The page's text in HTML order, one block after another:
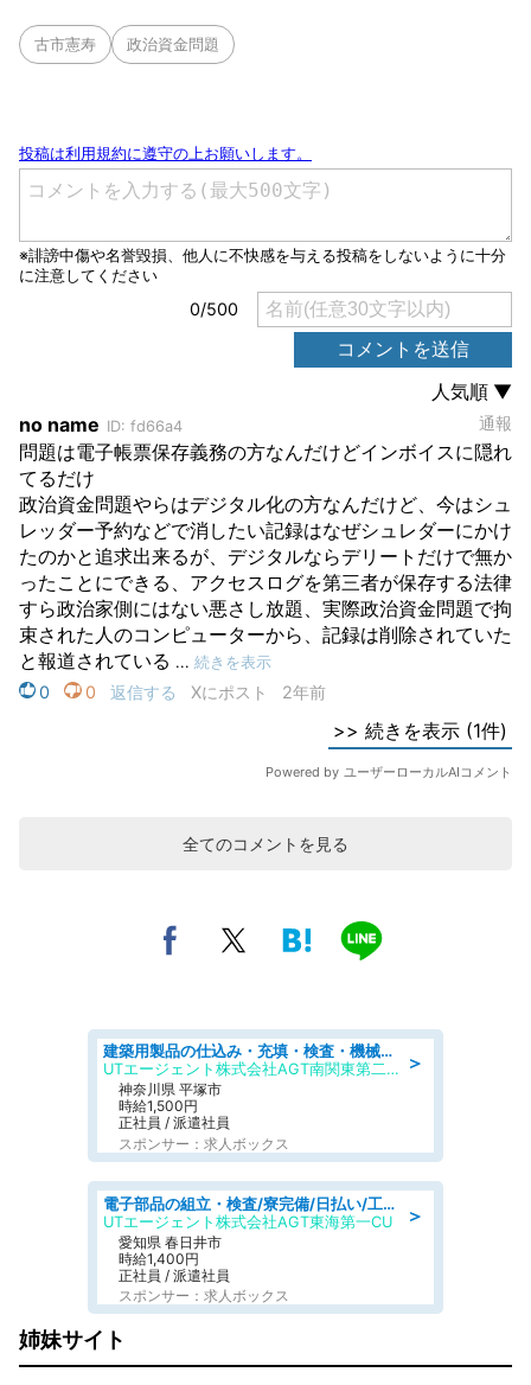
古市憲寿 政治資金問題
全てのコメントを見る
＞
建築用製品の仕込み・充填・検査・機械操作/寮完備/日払い/工場・製造
UTエージェント株式会社AGT南関東第二CU
神奈川県 平塚市
時給1,500円
正社員 / 派遣社員
スポンサー：求人ボックス
＞
電子部品の組立・検査/寮完備/日払い/工場・製造
UTエージェント株式会社AGT東海第一CU
愛知県 春日井市
時給1,400円
正社員 / 派遣社員
スポンサー：求人ボックス
姉妹サイト